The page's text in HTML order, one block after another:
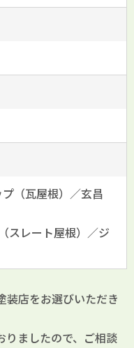
（瓦屋根）／玄昌
スレート屋根）／ジ
装店をお選びいただき
りましたので、ご相談